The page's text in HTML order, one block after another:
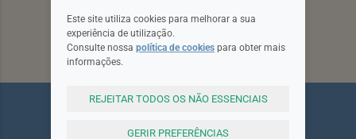
Subscrever
Este site utiliza cookies para melhorar a sua
experiência de utilização.
Consulte nossa política de cookies para obter mais
informações.
REJEITAR TODOS OS NÃO ESSENCIAIS
GERIR PREFERÊNCIAS